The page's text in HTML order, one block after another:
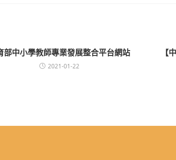
部中小學教師專業發展整合平台網站
2021-01-22
【